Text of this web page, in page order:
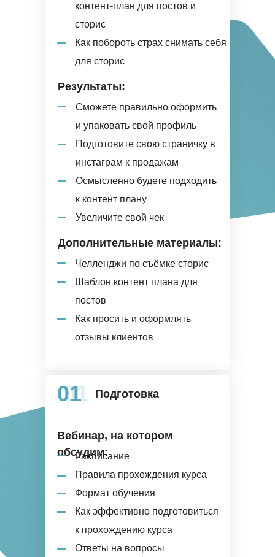
контент-план для постов и
сторис
Как побороть страх снимать себя
для сторис
Дополнительные материалы:
Челленджи по съёмке сторис
Шаблон контент плана для
постов
Как просить и оформлять
отзывы клиентов
Результаты:
Сможете правильно оформить
и упаковать свой профиль
Подготовите свою страничку в
инстаграм к продажам
Осмысленно будете подходить
к контент плану
Увеличите свой чек
01
01 Подготовка
Вебинар, на котором
обсудим:
Расписание
Правила прохождения курса
Формат обучения
Как эффективно подготовиться
к прохождению курса
Ответы на вопросы